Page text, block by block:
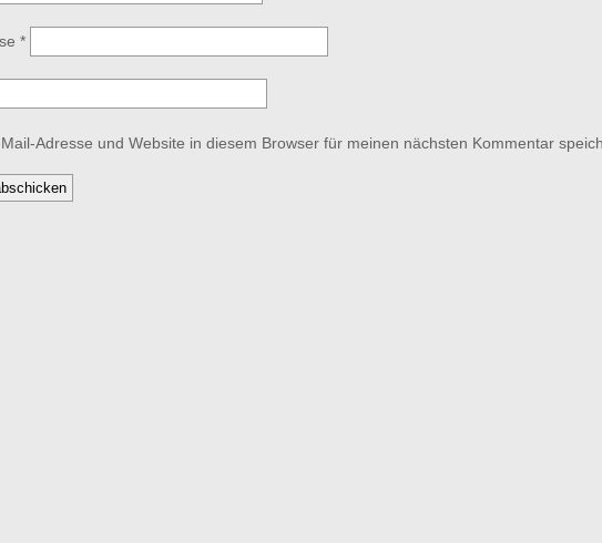
*
Adresse und Website in diesem Browser für meinen nächsten Kommentar